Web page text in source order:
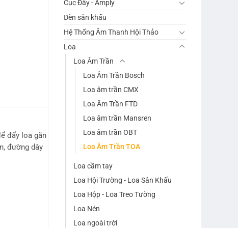
Cục Đẩy - Amply
Đèn sân khấu
Hệ Thống Âm Thanh Hội Thảo
Loa
Loa Âm Trần
Loa Âm Trần Bosch
Loa âm trần CMX
Loa Âm Trần FTD
Loa âm trần Mansren
Loa âm trần OBT
Loa Âm Trần TOA
Loa cầm tay
Loa Hội Trường - Loa Sân Khấu
Loa Hộp - Loa Treo Tường
Loa Nén
Loa ngoài trời
đẩy loa gắn
đường dây